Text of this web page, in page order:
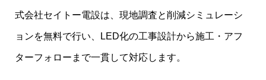
式会社セイトー電設は、現地調査と削減シミュレーシ
ョンを無料で行い、LED化の工事設計から施工・アフ
ターフォローまで一貫して対応します。